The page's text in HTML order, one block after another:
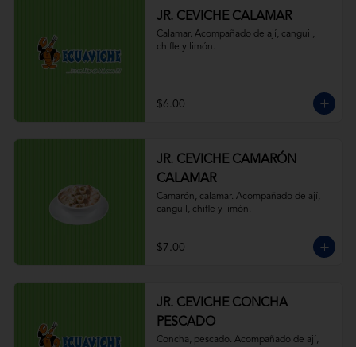
JR. CEVICHE CALAMAR
Calamar. Acompañado de ají, canguil,
chifle y limón.
$6.00
JR. CEVICHE CAMARÓN
CALAMAR
Camarón, calamar. Acompañado de ají,
canguil, chifle y limón.
$7.00
JR. CEVICHE CONCHA
PESCADO
Concha, pescado. Acompañado de ají,